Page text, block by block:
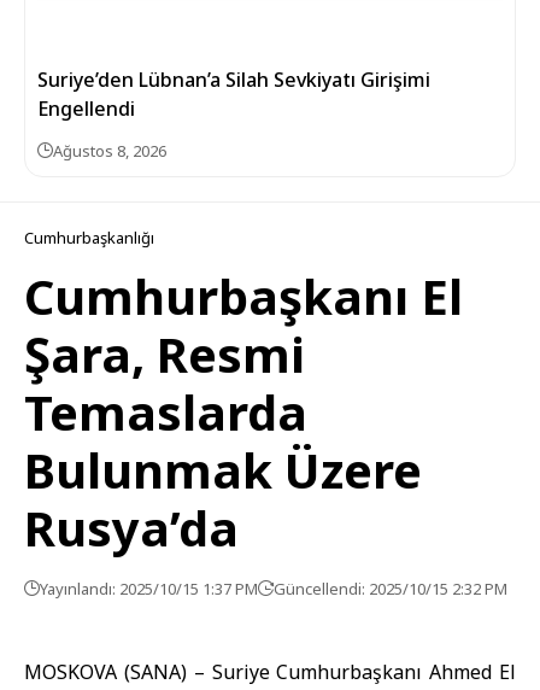
Suriye’den Lübnan’a Silah Sevkiyatı Girişimi
Engellendi
Ağustos 8, 2026
Cumhurbaşkanlığı
Cumhurbaşkanı El
Şara, Resmi
Temaslarda
Bulunmak Üzere
Rusya’da
Yayınlandı: 2025/10/15 1:37 PM Güncellendi: 2025/10/15 2:32 PM
MOSKOVA (SANA) – Suriye CumhurbaşkanıAhmed El